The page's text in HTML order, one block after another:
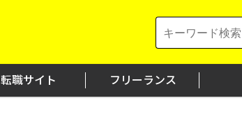
for:
転職サイト フリーランス